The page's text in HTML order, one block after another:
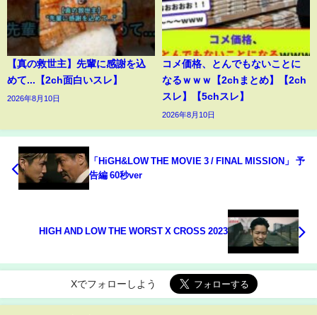
【真の救世主】先輩に感謝を込
めて...【2ch面白いスレ】
2026年8月10日
コメ価格、とんでもないことに
なるｗｗｗ【2chまとめ】【2ch
スレ】【5chスレ】
2026年8月10日
「HiGH&LOW THE MOVIE 3 / FINAL MISSION」 予
告編 60秒ver
HIGH AND LOW THE WORST X CROSS 2023
Xでフォローしよう